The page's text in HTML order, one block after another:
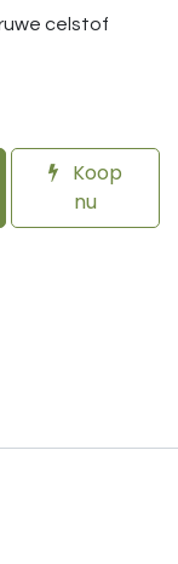
celstof
Koop
nu